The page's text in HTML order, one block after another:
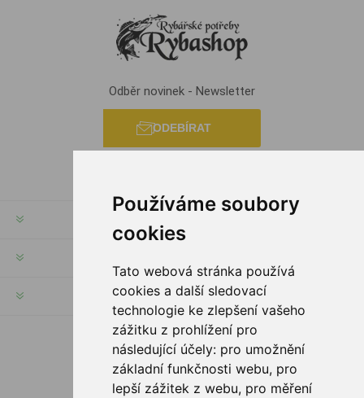
Používáme soubory
cookies
Tato webová stránka používá
cookies a další sledovací
technologie ke zlepšení vašeho
zážitku z prohlížení pro
následující účely: pro umožnění
základní funkčnosti webu, pro
lepší zážitek z webu, pro měření
Odběr novinek - Newsletter
ODEBÍRAT
INFORMACE
SLEDUJTE NÁS